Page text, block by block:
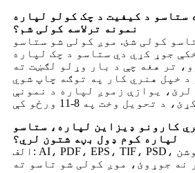
ستاسو د کیفیت د چک کولو لپاره
نمونه ترلاسه کولی شم؟
کولی شئ. موږ کولی شو ستاسو
جوړ کړي دي ستاسو د چک لپاره
تر هغه چې د بار وړلو لګښت ته
د خپل هنري کار په توګه چاپ شوي
لرئ، یوازې زموږ لپاره د نمونې
کارونو ډیزاین لپاره، ستاسو
لپاره کوم ډول بڼه شتون لري؟
الف: AI، PDF، EPS، TIF، PSD، لوړ ریزولوشن JPG. که
نه جوړوئ، موږ کولی شو تاسو ته